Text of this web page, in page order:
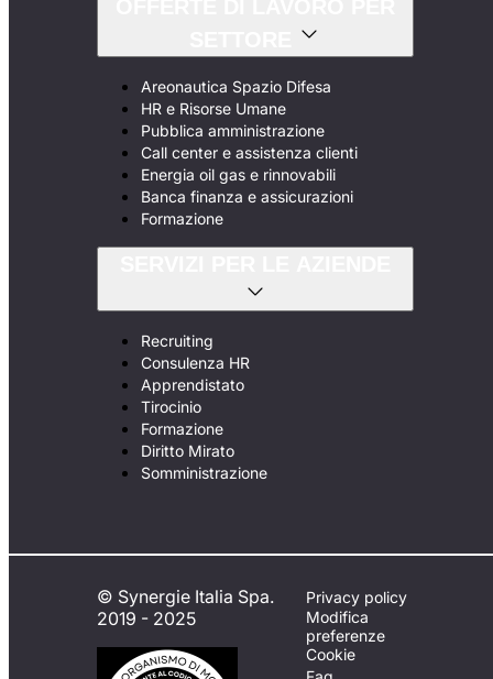
Areonautica Spazio Difesa
HR e Risorse Umane
Pubblica amministrazione
Call center e assistenza clienti
Energia oil gas e rinnovabili
Banca finanza e assicurazioni
Formazione
Recruiting
Consulenza HR
Apprendistato
Tirocinio
Formazione
Diritto Mirato
Somministrazione
© Synergie Italia Spa.
2019 - 2025
Privacy policy
Modifica
preferenze
Cookie